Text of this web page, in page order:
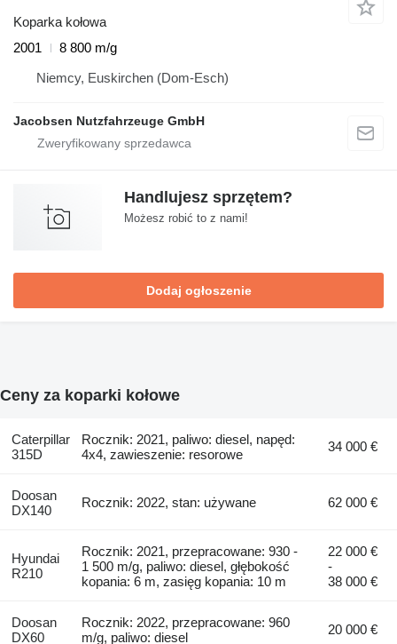
Koparka kołowa
2001
8 800 m/g
Niemcy, Euskirchen (Dom-Esch)
Jacobsen Nutzfahrzeuge GmbH
Handlujesz sprzętem?
Możesz robić to z nami!
Dodaj ogłoszenie
Ceny za koparki kołowe
Caterpillar
315D
Rocznik: 2021, paliwo: diesel, napęd:
4x4, zawieszenie: resorowe
34 000 €
Doosan
DX140
Rocznik: 2022, stan: używane 62 000 €
Hyundai
R210
Rocznik: 2021, przepracowane: 930 -
1 500 m/g, paliwo: diesel, głębokość
kopania: 6 m, zasięg kopania: 10 m
22 000 €
-
38 000 €
Doosan
DX60
Rocznik: 2022, przepracowane: 960
m/g, paliwo: diesel
20 000 €